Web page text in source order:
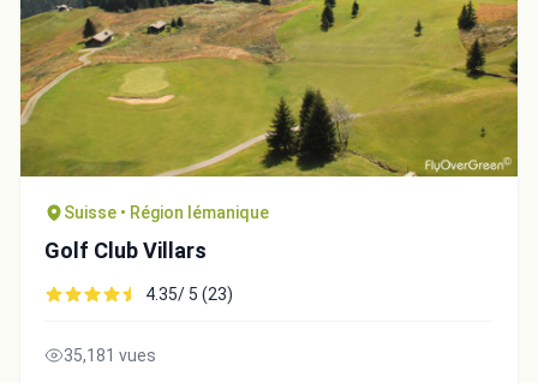
Suisse • Région lémanique
Golf Club Villars
4.35/ 5 (23)
35,181 vues